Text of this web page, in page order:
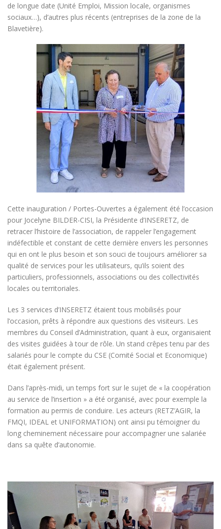
de longue date (Unité Emploi, Mission locale, organismes
sociaux…), d’autres plus récents (entreprises de la zone de la
Blavetière).
Cette inauguration / Portes-Ouvertes a également été l’occasion
pour Jocelyne BILDER-CISI, la Présidente d’INSERETZ, de
retracer l’histoire de l’association, de rappeler l’engagement
indéfectible et constant de cette dernière envers les personnes
qui en ont le plus besoin et son souci de toujours améliorer sa
qualité de services pour les utilisateurs, qu’ils soient des
particuliers, professionnels, associations ou des collectivités
locales ou territoriales.
Les 3 services d’INSERETZ étaient tous mobilisés pour
l’occasion, prêts à répondre aux questions des visiteurs. Les
membres du Conseil d’Administration, quant à eux, organisaient
des visites guidées à tour de rôle. Un stand crêpes tenu par des
salariés pour le compte du CSE (Comité Social et Economique)
était également présent.
Dans l’après-midi, un temps fort sur le sujet de « la coopération
au service de l’insertion » a été organisé, avec pour exemple la
formation au permis de conduire. Les acteurs (RETZ’AGIR, la
FMQI, IDEAL et UNIFORMATION) ont ainsi pu témoigner du
long cheminement nécessaire pour accompagner une salariée
dans sa quête d’autonomie.